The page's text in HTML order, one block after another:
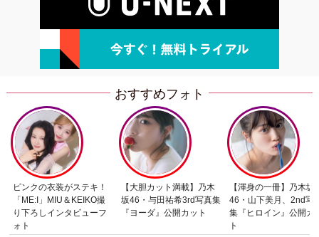
おすすめフォト
ピンクの衣装がステキ！
「ME:I」MIU＆KEIKO撮
り下ろしインタビューフ
ォト
【大胆カット満載】乃木
坂46・与田祐希3rd写真集
『ヨーダ』公開カット
【渾身の一冊】乃木坂
46・山下美月、2nd写
集『ヒロイン』公開カ
ト